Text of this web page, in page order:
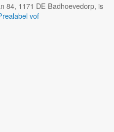
84, 1171 DE Badhoevedorp, is
vof